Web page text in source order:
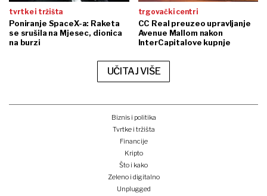
tvrtke i tržišta
Poniranje SpaceX-a: Raketa
se srušila na Mjesec, dionica
na burzi
trgovački centri
CC Real preuzeo upravljanje
Avenue Mallom nakon
InterCapitalove kupnje
UČITAJ VIŠE
Biznis i politika
Tvrtke i tržišta
Financije
Kripto
Što i kako
Zeleno i digitalno
Unplugged